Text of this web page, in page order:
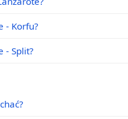
- Korfu?
- Split?